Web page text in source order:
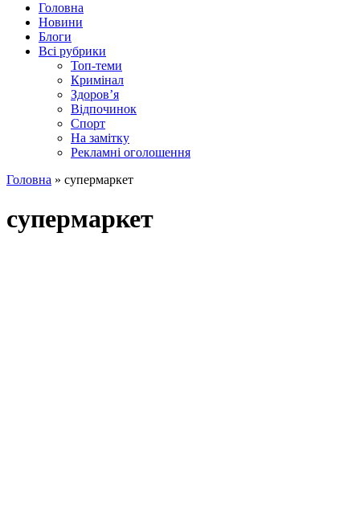
Головна
Новини
Блоги
Всі рубрики
Топ-теми
Кримінал
Здоров’я
Відпочинок
Спорт
На замітку
Рекламні оголошення
Головна » супермаркет
супермаркет